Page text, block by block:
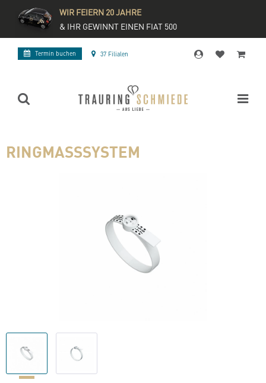
WIR FEIERN 20 JAHRE
& IHR GEWINNT EINEN FIAT 500
Termin buchen 37 Filialen
RINGMASSSYSTEM